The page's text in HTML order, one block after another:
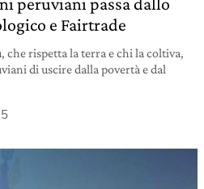
e Fairtrade
che rispetta la terra e chi la coltiva,
di uscire dalla povertà e dal